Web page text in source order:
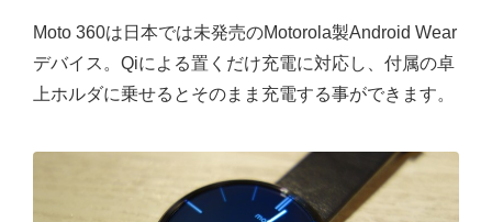
Moto 360は日本では未発売のMotorola製Android Wear
デバイス。Qiによる置くだけ充電に対応し、付属の卓
上ホルダに乗せるとそのまま充電する事ができます。